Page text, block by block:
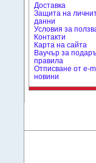
Доставка
Защита на
данни
Условия за
Контакти
Карта на сайта
Ваучър за
правила
Отписване от e-
новини